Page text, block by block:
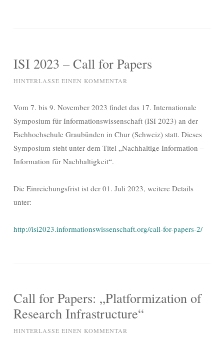
ISI 2023 – Call for Papers
HINTERLASSE EINEN KOMMENTAR
Vom 7. bis 9. November 2023 findet das 17. Internationale
Symposium für Informationswissenschaft (ISI 2023) an der
Fachhochschule Graubünden in Chur (Schweiz) statt. Dieses
Symposium steht unter dem Titel „Nachhaltige Information –
Information für Nachhaltigkeit“.
Die Einreichungsfrist ist der 01. Juli 2023, weitere Details
unter:
http://isi2023.informationswissenschaft.org/call-for-papers-2/
Call for Papers: „Platformization of
Research Infrastructure“
HINTERLASSE EINEN KOMMENTAR